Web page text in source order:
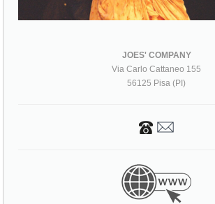
JOES' COMPANY
Via Carlo Cattaneo 155
56125 Pisa (PI)